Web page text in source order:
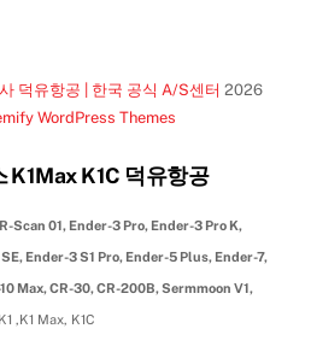
덕유항공 | 한국 공식 A/S센터 2026
WordPress Themes
K1Max K1C 덕유항공
Scan 01, Ender-3 Pro, Ender-3 Pro K,
Ender-3 S1 Pro, Ender-5 Plus, Ender-7,
Max, CR-30, CR-200B, Sermmoon V1,
,K1 Max, K1C